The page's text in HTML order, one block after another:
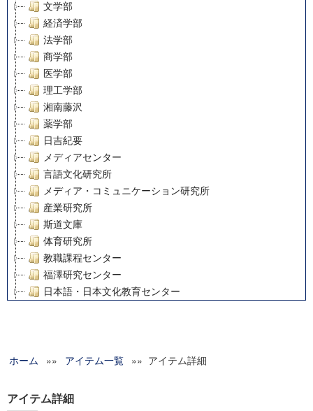
文学部
経済学部
法学部
商学部
医学部
理工学部
湘南藤沢
薬学部
日吉紀要
メディアセンター
言語文化研究所
メディア・コミュニケーション研究所
産業研究所
斯道文庫
体育研究所
教職課程センター
福澤研究センター
日本語・日本文化教育センター
グローバルリサーチインスティテュート
科学研究費補助金研究成果報告書
ホーム »» アイテム一覧 »» アイテム詳細
アイテム詳細